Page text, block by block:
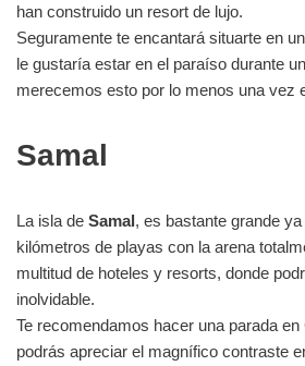
han construido un resort de lujo.
Seguramente te encantará situarte en
le gustaría estar en el paraíso durante
merecemos esto por lo menos una vez
Samal
La isla de Samal, es bastante grande
kilómetros de playas con la arena
multitud de hoteles y resorts, donde
inolvidable.
Te recomendamos hacer una parada
podrás apreciar el magnífico contraste